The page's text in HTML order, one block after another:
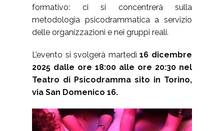
formativo: ci si concentrerà sulla
metodologia psicodrammatica a servizio
delle organizzazioni e nei gruppi reali.
L’evento si svolgerà martedì16 dicembre
2025 dalle ore 18:00 alle ore 20:30 nel
Teatro di Psicodramma sito in Torino,
via San Domenico 16.